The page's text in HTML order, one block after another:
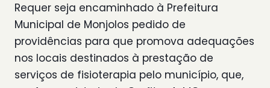
Requer seja encaminhado à Prefeitura
Municipal de Monjolos pedido de
providências para que promova adequações
nos locais destinados à prestação de
serviços de fisioterapia pelo município, que,